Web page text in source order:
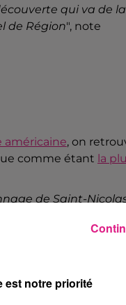
qui va de la
de Région", note
américaine, on
comme étant la
de Saint-
de la boule de
culture. Et de
à 21h.
est notre priorité